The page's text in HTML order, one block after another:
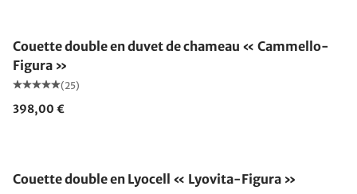
Couette double en duvet de chameau « Cammello-
Figura »
(25)
398,00 €
Couette double en Lyocell « Lyovita-Figura »